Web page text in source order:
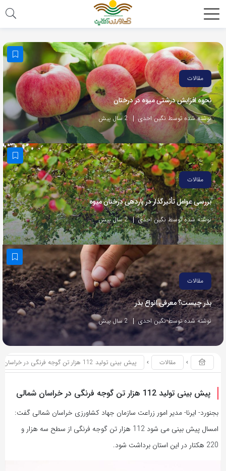
مقالات
نحوه افزایش درشتی میوه در درختان
نوشته شده توسط نگین احدی 2 سال پیش
مقالات
بررسی عوامل تأثیرگذار در باردهی درختان میوه
نوشته شده توسط نگین احدی 2 سال پیش
مقالات
بذر چیست؟ معرفی انواع بذر
نوشته شده توسط نگین احدی 2 سال پیش
مقالات پیش بینی تولید 112 هزار تن گوجه فرنگی در خراسان شمالی
پیش بینی تولید 112 هزار تن گوجه فرنگی در خراسان شمالی
بجنورد- ایرنا- مدیر امور زراعت سازمان جهاد کشاورزی خراسان شمالی گفت:
امسال پیش بینی می شود 112 هزار تن گوجه فرنگی از سطح سه هزار و
220 هکتار در این استان برداشت شود.